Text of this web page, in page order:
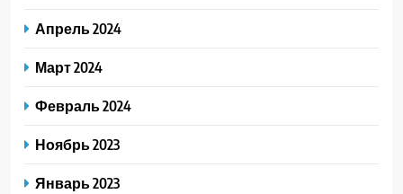
Апрель 2024
Март 2024
Февраль 2024
Ноябрь 2023
Январь 2023